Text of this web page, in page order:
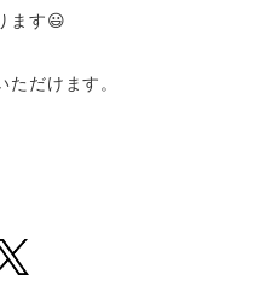
ます😃
ただけます。